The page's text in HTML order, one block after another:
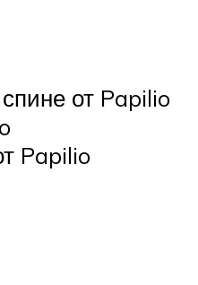
от Papilio
Papilio